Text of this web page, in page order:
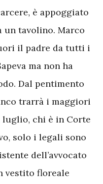
è appoggiato
un tavolino. Marco
il padre da tutti i
ma non ha
Dal pentimento
trarrà i maggiori
luglio, chi è in Corte
solo i legali sono
dell’avvocato
vestito floreale